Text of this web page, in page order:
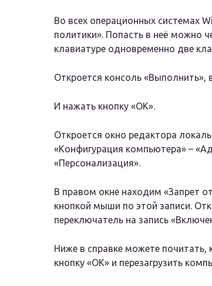
Во всех операционных системах
политики». Попасть в неё можно
клавиатуре одновременно две
Откроется консоль
И нажать кнопку «ОК».
Откроется окно редактора
«Конфигурация компьютера» –
«Персонализация».
В правом окне находим «Запрет
кнопкой мыши по этой записи.
переключатель на запись
Ниже в справке можете почитать,
кнопку «ОК» и перезагрузить